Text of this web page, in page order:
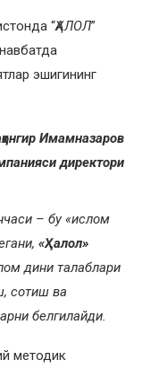
“ҲАЛОЛ”
эшигининг
Имамназаров
директори
– бу «ислом
«Ҳалол»
дини талаблари
сотиш ва
белгилайди.
методик